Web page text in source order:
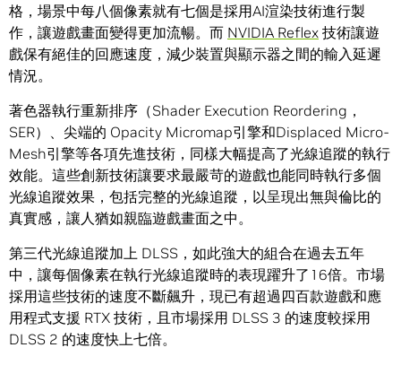
格，場景中每八個像素就有七個是採用AI渲染技術進行製
作，讓遊戲畫面變得更加流暢。而 NVIDIA Reflex 技術讓遊
戲保有絕佳的回應速度，減少裝置與顯示器之間的輸入延遲
情況。
著色器執行重新排序（Shader Execution Reordering，
SER）、尖端的 Opacity Micromap引擎和Displaced Micro-
Mesh引擎等各項先進技術，同樣大幅提高了光線追蹤的執行
效能。這些創新技術讓要求最嚴苛的遊戲也能同時執行多個
光線追蹤效果，包括完整的光線追蹤，以呈現出無與倫比的
真實感，讓人猶如親臨遊戲畫面之中。
第三代光線追蹤加上 DLSS，如此強大的組合在過去五年
中，讓每個像素在執行光線追蹤時的表現躍升了16倍。市場
採用這些技術的速度不斷飆升，現已有超過四百款遊戲和應
用程式支援 RTX 技術，且市場採用 DLSS 3 的速度較採用
DLSS 2 的速度快上七倍。